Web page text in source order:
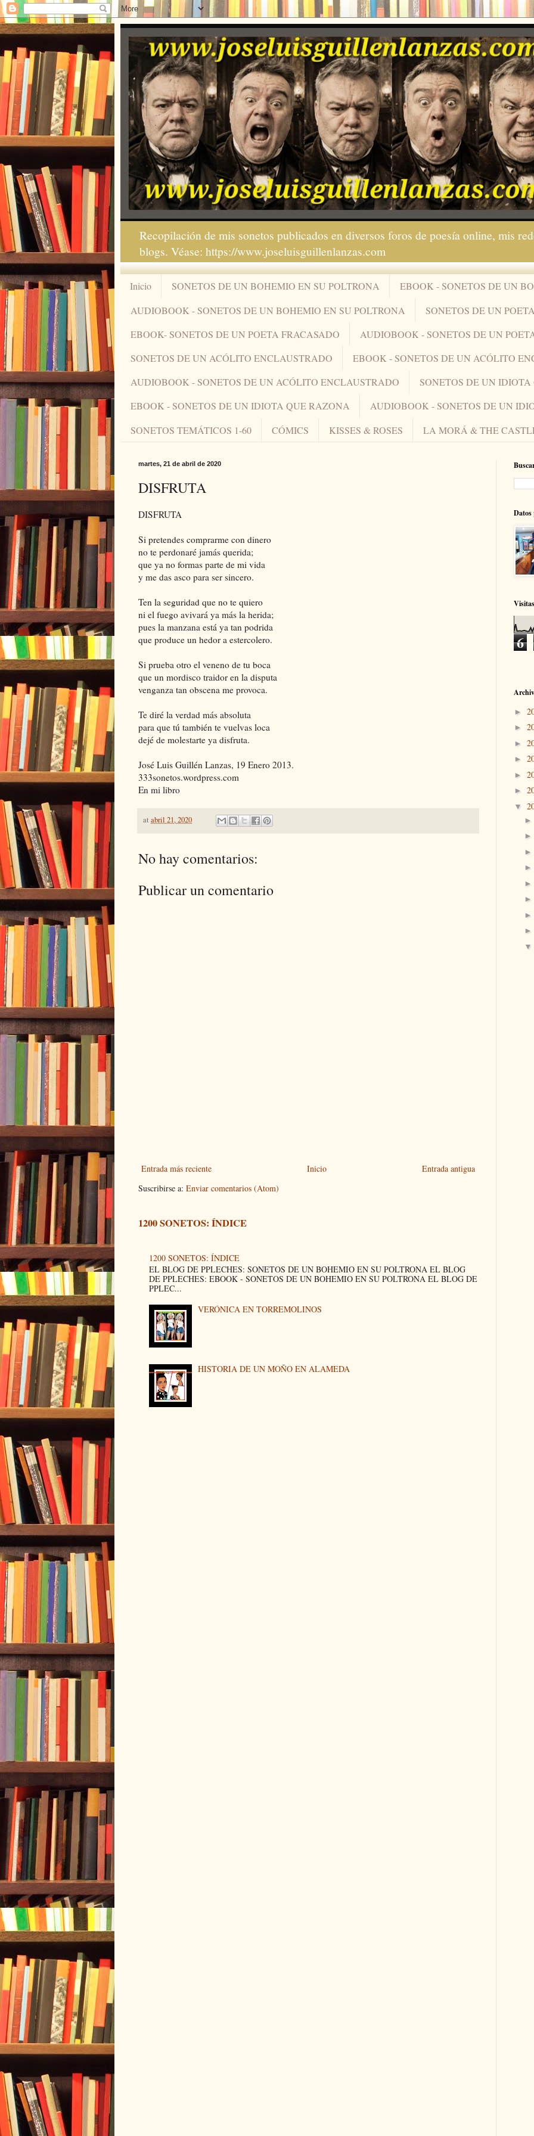
Recopilación de mis sonetos publicados en diversos foros de poesía online, mis
blogs. Véase: https://www.joseluisguillenlanzas.com
Inicio SONETOS DE UN BOHEMIO EN SU POLTRONA
EBOOK - SONETOS DE UN
AUDIOBOOK - SONETOS DE UN BOHEMIO EN SU POLTRONA
SONETOS DE UN
EBOOK- SONETOS DE UN POETA FRACASADO
AUDIOBOOK - SONETOS DE UN
SONETOS DE UN ACÓLITO ENCLAUSTRADO
EBOOK - SONETOS DE UN ACÓLITO
AUDIOBOOK - SONETOS DE UN ACÓLITO ENCLAUSTRADO
SONETOS DE UN
EBOOK - SONETOS DE UN IDIOTA QUE RAZONA
AUDIOBOOK - SONETOS DE UN
SONETOS TEMÁTICOS 1-60
CÓMICS KISSES & ROSES LA MORÁ & THE
martes, 21 de abril de 2020
DISFRUTA
DISFRUTA
Si pretendes comprarme con dinero
no te perdonaré jamás querida;
que ya no formas parte de mi vida
y me das asco para ser sincero.
Ten la seguridad que no te quiero
ni el fuego avivará ya más la herida;
pues la manzana está ya tan podrida
que produce un hedor a estercolero.
Si prueba otro el veneno de tu boca
que un mordisco traidor en la disputa
venganza tan obscena me provoca.
Te diré la verdad más absoluta
para que tú también te vuelvas loca
dejé de molestarte ya disfruta.
José Luis Guillén Lanzas, 19 Enero 2013.
333sonetos.wordpress.com
En mi libro
at abril 21, 2020
No hay comentarios:
Publicar un comentario
Entrada más reciente Entrada antigua
Inicio
Suscribirse a: Enviar comentarios (Atom)
1200 SONETOS: ÍNDICE
1200 SONETOS: ÍNDICE
EL BLOG DE PPLECHES: SONETOS DE UN BOHEMIO EN SU POLTRONA EL BLOG
DE PPLECHES: EBOOK - SONETOS DE UN BOHEMIO EN SU POLTRONA EL BLOG DE
PPLEC...
VERÓNICA EN TORREMOLINOS
HISTORIA DE UN MOÑO EN ALAMEDA
Datos
Visitas
6
►
►
►
►
►
►
▼